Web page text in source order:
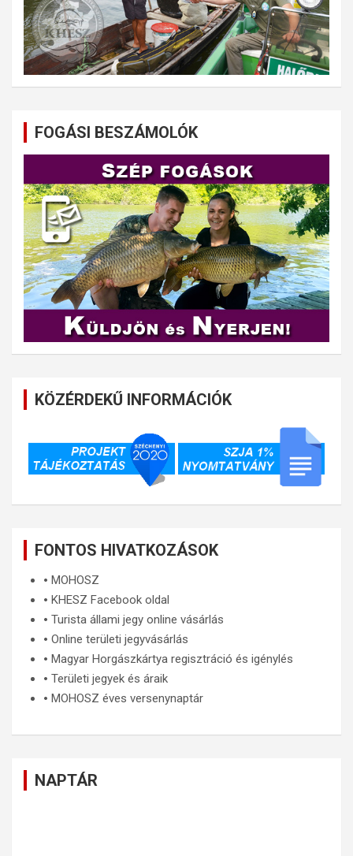
FOGÁSI BESZÁMOLÓK
KÖZÉRDEKŰ INFORMÁCIÓK
FONTOS HIVATKOZÁSOK
🞄 MOHOSZ
🞄 KHESZ Facebook oldal
🞄 Turista állami jegy online vásárlás
🞄 Online területi jegyvásárlás
🞄 Magyar Horgászkártya regisztráció és igénylés
🞄 Területi jegyek és áraik
🞄 MOHOSZ éves versenynaptár
NAPTÁR